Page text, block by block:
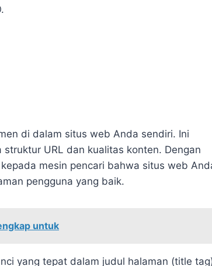
di dalam situs web Anda sendiri. Ini
URL dan kualitas konten. Dengan
mesin pencari bahwa situs web
pengguna yang baik.
untuk
yang tepat dalam judul halaman (title